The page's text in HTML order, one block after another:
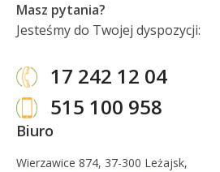
Masz pytania?
Jesteśmy do Twojej dyspozycji:
17 242 12 04
515 100 958
Biuro
Wierzawice 874, 37-300 Leżajsk,